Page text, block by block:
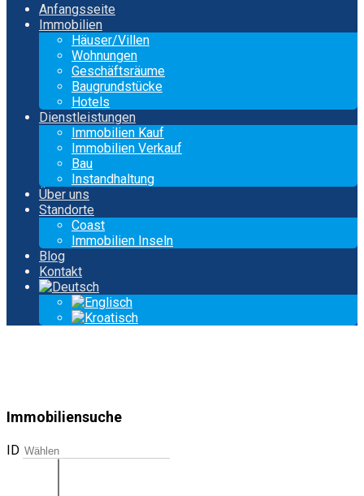
Anfangsseite
Immobilien
Häuser/Villen
Wohnungen
Geschäftsräume
Baugrundstücke
Hotels
Dienstleistungen
Immobilien Kauf
Immobilien Verkauf
Bau
Instandhaltung
Über uns
Standorte
Coast
Immobilien Inseln
Blog
Kontakt
Immobiliensuche
ID